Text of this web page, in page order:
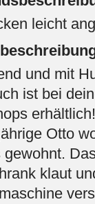
leicht
und mit
ist bei
Otto
gewohnt.
klaut